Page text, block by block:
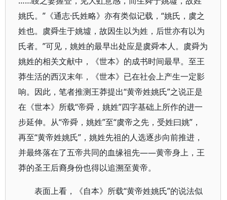
姚氏。”《通志·氏姓略》亦有类似记载，“姚氏，虞之
姓也。虞舜生于姚墟，故因生以为姓，后世亦有以为
氏者。”可见，姚姓的最早出处应是虞舜本人。虞舜为
姚姓的相关文献中，《世本》的成书时间最早。至王
莽生活的西汉末年，《世本》已在社会上产生一定影
响。因此，笔者推测王莽提出“黄帝姓姚氏”之说正是
在《世本》所载“帝舜，姚姓”四字基础上所作的进一
步延伸。从“帝舜，姚姓”至“虞帝之先，受姓曰姚”，
再至“黄帝姓姚氏”，姚姓先祖的人选逐步向前推进，
并最终落在了五帝共同的血缘祖先——黄帝身上，王
莽的圣王后裔身份也得以追溯至黄帝。
表面上看，《自本》所载“黄帝姓姚氏”的说法似